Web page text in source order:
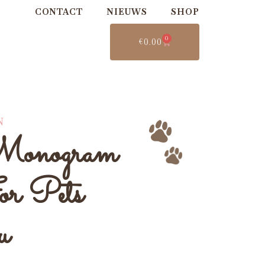
CONTACT NIEUWS SHOP
€0.00 0
Pets